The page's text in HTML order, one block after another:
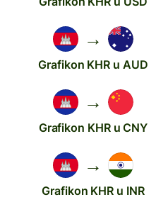
→
Grafikon KHR u AUD
→
Grafikon KHR u CNY
→
Grafikon KHR u INR